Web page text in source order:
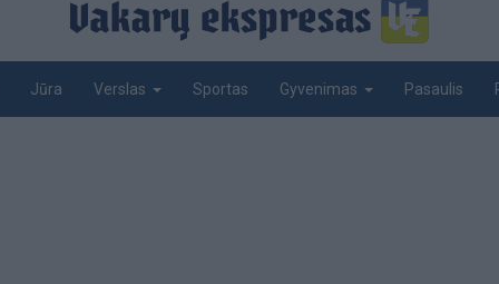
Jūra Verslas Sportas Gyvenimas Pasaulis